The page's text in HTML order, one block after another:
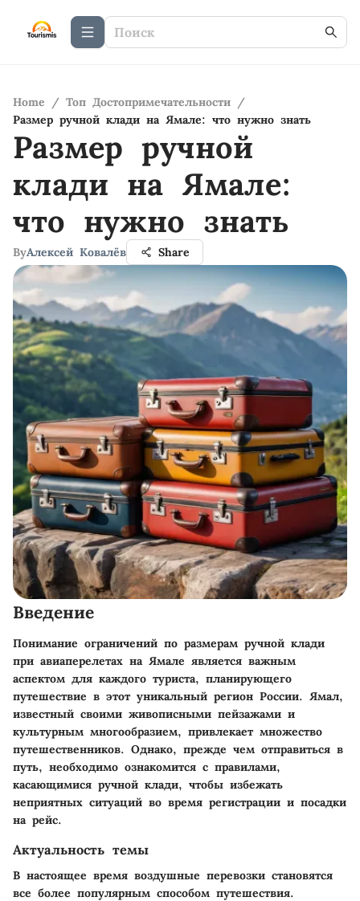
Home / Топ Достопримечательности /
Размер ручной клади на Ямале: что нужно знать
Размер ручной
клади на Ямале:
что нужно знать
ByАлексей Ковалёв Share
Введение
Понимание ограничений по размерам ручной клади
при авиаперелетах на Ямале является важным
аспектом для каждого туриста, планирующего
путешествие в этот уникальный регион России. Ямал,
известный своими живописными пейзажами и
культурным многообразием, привлекает множество
путешественников. Однако, прежде чем отправиться в
путь, необходимо ознакомится с правилами,
касающимися ручной клади, чтобы избежать
неприятных ситуаций во время регистрации и посадки
на рейс.
Актуальность темы
В настоящее время воздушные перевозки становятся
все более популярным способом путешествия.